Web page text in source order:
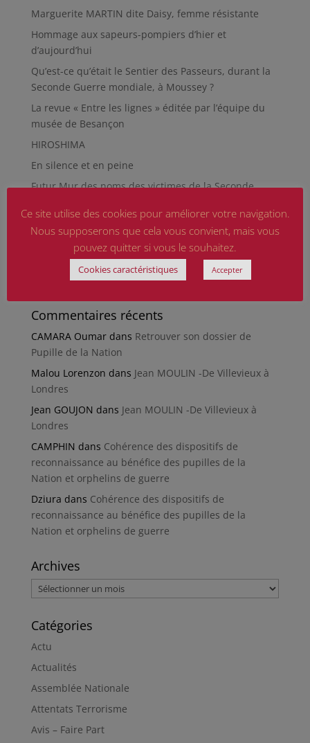
Marguerite MARTIN dite Daisy, femme résistante
Hommage aux sapeurs-pompiers d’hier et
d’aujourd’hui
Qu’est-ce qu’était le Sentier des Passeurs, durant la
Seconde Guerre mondiale, à Moussey ?
La revue « Entre les lignes » éditée par l’équipe du
musée de Besançon
HIROSHIMA
En silence et en peine
Futur Mur des noms des victimes de la Seconde
RÉPARER LES OMISSIONS SUR LES MONUMENTS AUX
MORTS
Le rapport d’activité 2025 de la DMCA.
Quand la paix chemine
Commentaires récents
CAMARA Oumardans Retrouver son dossier de
Pupille de la Nation
Malou Lorenzon dans Jean MOULIN -De Villevieux à
Londres
Jean GOUJON dans Jean MOULIN -De Villevieux à
Londres
CAMPHIN dans Cohérence des dispositifs de
reconnaissance au bénéfice des pupilles de la
Nation et orphelins de guerre
Dziura dans Cohérence des dispositifs de
reconnaissance au bénéfice des pupilles de la
Nation et orphelins de guerre
Archives
Archives
Catégories
Actu
Actualités
Assemblée Nationale
Attentats Terrorisme
Avis – Faire Part
Ce site utilise des cookies pour améliorer votre navigation.
Nous supposerons que cela vous convient, mais vous
pouvez quitter si vous le souhaitez.
Cookies caractéristiques Accepter